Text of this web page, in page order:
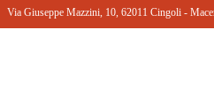
Via Giuseppe Mazzini, 10, 62011 Cingoli -